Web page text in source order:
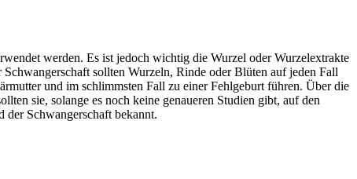
werden. Es ist jedoch wichtig die Wurzel oder Wurzelextrakte
sollten Wurzeln, Rinde oder Blüten auf jeden Fall
und im schlimmsten Fall zu einer Fehlgeburt führen. Über die
sie, solange es noch keine genaueren Studien gibt, auf den
Schwangerschaft bekannt.